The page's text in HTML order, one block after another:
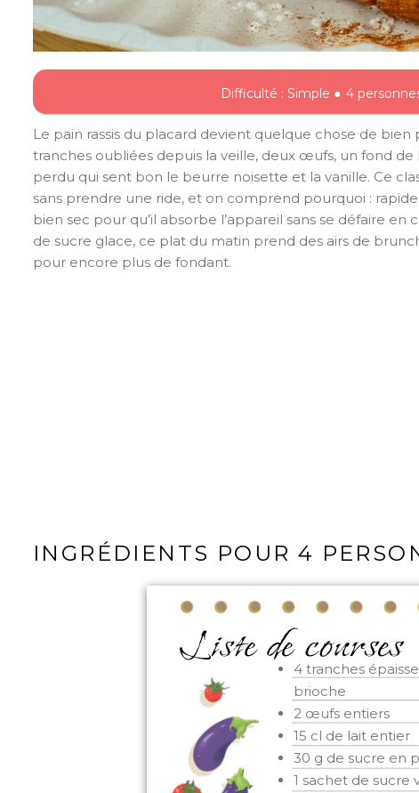
Difficulté : Simple ● 4
Le pain rassis du placard devient quelque chose de
tranches oubliées depuis la veille, deux œufs, un fond
perdu qui sent bon le beurre noisette et la vanille. Ce
sans prendre une ride, et on comprend pourquoi :
bien sec pour qu’il absorbe l’appareil sans se défaire
de sucre glace, ce plat du matin prend des airs de
pour encore plus de fondant.
INGRÉDIENTS POUR 4
4 tranches
brioche
2 œufs entiers
15 cl de lait entier
30 g de sucre en
1 sachet de sucre